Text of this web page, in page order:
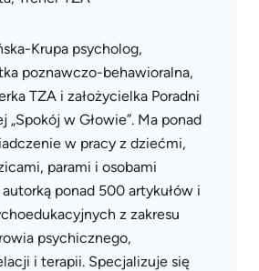
Krupa psycholog,
poznawczo-behawioralna,
TZA i założycielka Poradni
„Spokój w Głowie”. Ma ponad
w pracy z dziećmi,
parami i osobami
ponad 500 artykułów i
z zakresu
psychicznego,
i terapii. Specjalizuje się